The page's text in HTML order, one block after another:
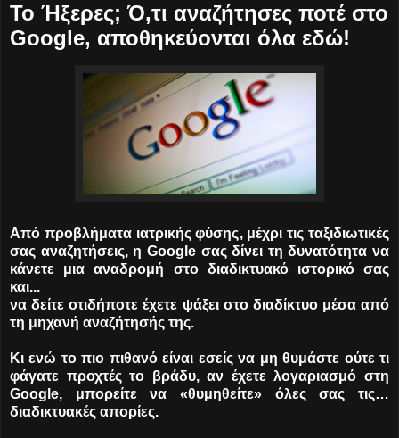
Το Ήξερες; Ό,τι αναζήτησες ποτέ στο
Google, αποθηκεύονται όλα εδώ!
Από προβλήματα ιατρικής φύσης, μέχρι τις ταξιδιωτικές
σας αναζητήσεις, η Google σας δίνει τη δυνατότητα να
κάνετε μια αναδρομή στο διαδικτυακό ιστορικό σας
και...
να δείτε οτιδήποτε έχετε ψάξει στο διαδίκτυο μέσα από
τη μηχανή αναζήτησής της.
Κι ενώ το πιο πιθανό είναι εσείς να μη θυμάστε ούτε τι
φάγατε προχτές το βράδυ, αν έχετε λογαριασμό στη
Google, μπορείτε να «θυμηθείτε» όλες σας τις…
διαδικτυακές απορίες.